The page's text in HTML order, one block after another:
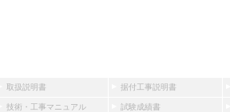
取扱説明書 据付工事説明書
技術・工事マニュアル 試験成績書